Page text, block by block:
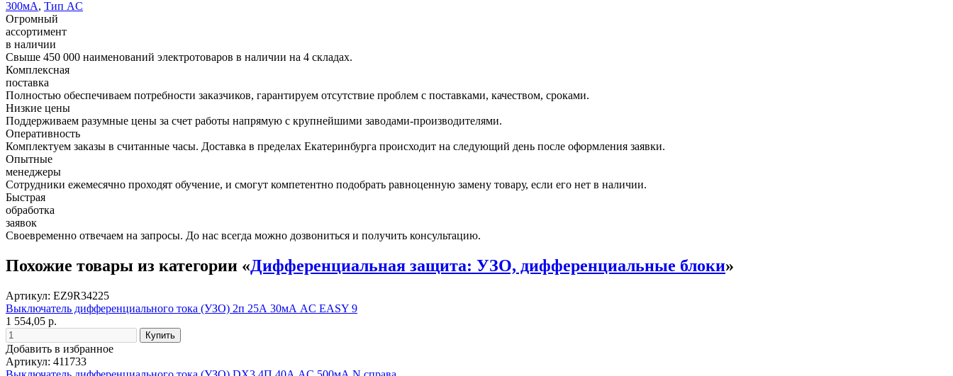
300мА, Тип AC
Огромный
ассортимент
в наличии
Свыше 450 000 наименований электротоваров в наличии на 4 складах.
Комплексная
поставка
Полностью обеспечиваем потребности заказчиков, гарантируем отсутствие проблем с поставками, качеством, сроками.
Низкие цены
Поддерживаем разумные цены за счет работы напрямую с крупнейшими заводами-производителями.
Оперативность
Комплектуем заказы в считанные часы. Доставка в пределах Екатеринбурга происходит на следующий день после оформления заявки.
Опытные
менеджеры
Сотрудники ежемесячно проходят обучение, и смогут компетентно подобрать равноценную замену товару, если его нет в наличии.
Быстрая
обработка
заявок
Своевременно отвечаем на запросы. До нас всегда можно дозвониться и получить консультацию.
Похожие товары из категории «Дифференциальная защита: УЗО, дифференциальные блоки»
Артикул: EZ9R34225
Выключатель дифференциального тока (УЗО) 2п 25А 30мА AC EASY 9
1 554,05 р.
Добавить в избранное
Артикул: 411733